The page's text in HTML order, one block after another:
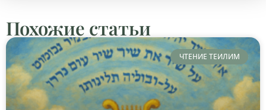
Похожие статьи
ЧТЕНИЕ ТЕИЛИМ